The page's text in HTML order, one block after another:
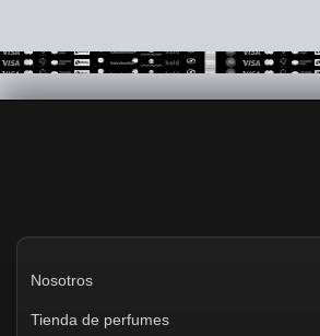
Nosotros
Tienda de perfumes